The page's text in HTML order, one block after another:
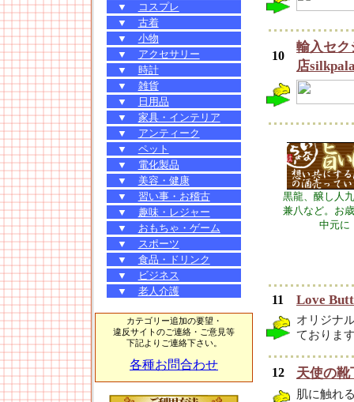
▼
コスプレ
▼
古着
▼
小物
▼
アクセサリー
▼
時計
▼
雑貨
▼
日用品
▼
家具・インテリア
▼
アンティーク
▼
ペット
▼
電化製品
▼
美容・健康
▼
習い事・お稽古
▼
趣味・レジャー
▼
おもちゃ・ゲーム
▼
スポーツ
▼
食品・ドリンク
▼
ビジネス
▼
老人介護
カテゴリー追加の要望・
違反サイトのご連絡・ご意見等
下記よりご連絡下さい。
各種お問合わせ
10
輸入セク
店
黒龍、醸し人
兼八など。お
中元に
11 Love
オリジナ
ておりま
12 天使の靴
肌に触れ